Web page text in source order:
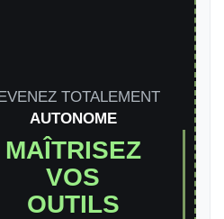
TOTALEMENT
AUTONOME
MAÎTRISEZ
VOS
OUTILS